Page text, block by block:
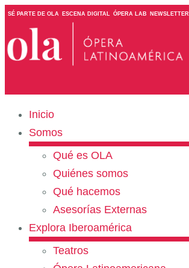
SÉ PARTE DE OLA ESCENA DIGITAL ÓPERA LAB NEWSLETTER
Inicio
Somos
Qué es OLA
Quiénes somos
Qué hacemos
Asesorías Externas
Explora Iberoamérica
Teatros